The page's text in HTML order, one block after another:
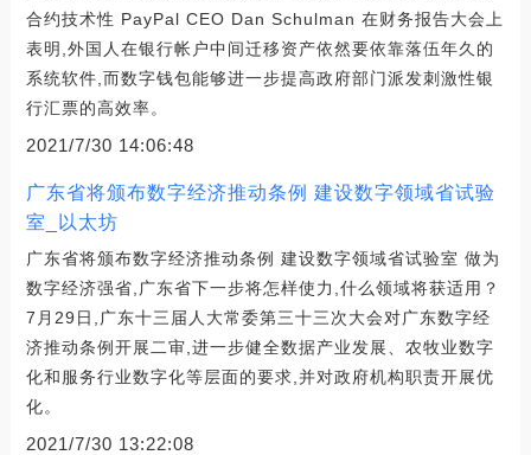
合约技术性 PayPal CEO Dan Schulman 在财务报告大会上
表明,外国人在银行帐户中间迁移资产依然要依靠落伍年久的
系统软件,而数字钱包能够进一步提高政府部门派发刺激性银
行汇票的高效率。
2021/7/30 14:06:48
广东省将颁布数字经济推动条例 建设数字领域省试验
室_以太坊
广东省将颁布数字经济推动条例 建设数字领域省试验室 做为
数字经济强省,广东省下一步将怎样使力,什么领域将获适用？
7月29日,广东十三届人大常委第三十三次大会对广东数字经
济推动条例开展二审,进一步健全数据产业发展、农牧业数字
化和服务行业数字化等层面的要求,并对政府机构职责开展优
化。
2021/7/30 13:22:08